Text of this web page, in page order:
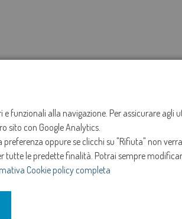
e funzionali alla navigazione. Per assicurare
sito con Google Analytics.
oppure se clicchi su "Rifiuta" non
tutte le predette finalità. Potrai sempre
Cookie policy completa
27-gen-2025